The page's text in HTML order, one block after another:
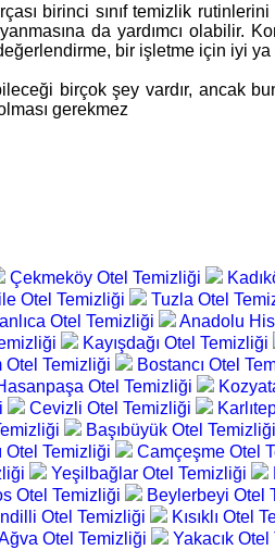
birinci sınıf temizlik
da yardımcı olabilir.
bir işletme için iyi ya
birçok şey vardır, ancak
gerekmez
Çekmeköy Otel Temizliği
Otel Temizliği Tuzla Otel
Otel Temizliği Anadolu
Kayışdağı Otel Temizliği
Otel Temizliği Bostancı Otel
Otel Temizliği
Cevizli Otel Temizliği
Başıbüyük Otel Temizliği
Otel Temizliği Camçeşme Otel
Yeşilbağlar Otel Temizliği
Otel Temizliği Beylerbeyi Otel
Otel Temizliği Kısıklı Otel
Otel Temizliği Yakacık